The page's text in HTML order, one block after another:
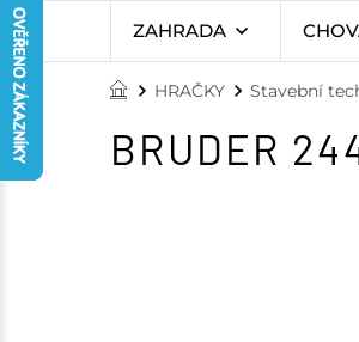
ZAHRADA
HRAČKY Stavební
BRUDER